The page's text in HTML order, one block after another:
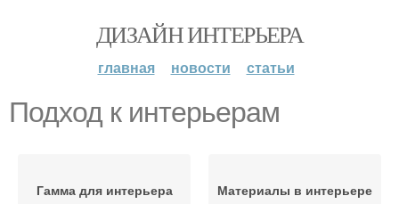
ДИЗАЙН ИНТЕРЬЕРА
главная новости статьи
Подход к интерьерам
Гамма для интерьера Материалы в интерьере